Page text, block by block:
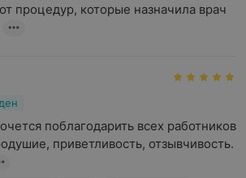
процедур, которые назначила врач
поблагодарить всех работников
приветливость, отзывчивость.